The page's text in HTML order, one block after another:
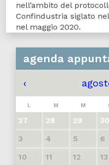
nell’ambito del
Confindustria siglato
nel maggio 2020.
agenda
‹
L M M
27 28 29 30
3
4 5 6
10
11 12 13